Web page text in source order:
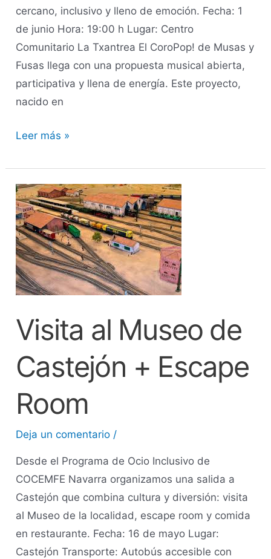
cercano, inclusivo y lleno de emoción. Fecha: 1
de junio Hora: 19:00 h Lugar: Centro
Comunitario La Txantrea El CoroPop! de Musas y
Fusas llega con una propuesta musical abierta,
participativa y llena de energía. Este proyecto,
nacido en
Leer más »
Visita al Museo de
Castejón + Escape
Room
Deja un comentario /
Desde el Programa de Ocio Inclusivo de
COCEMFE Navarra organizamos una salida a
Castejón que combina cultura y diversión: visita
al Museo de la localidad, escape room y comida
en restaurante. Fecha: 16 de mayo Lugar:
Castejón Transporte: Autobús accesible con
Visita
al
Museo
de
Castejón
+
Room